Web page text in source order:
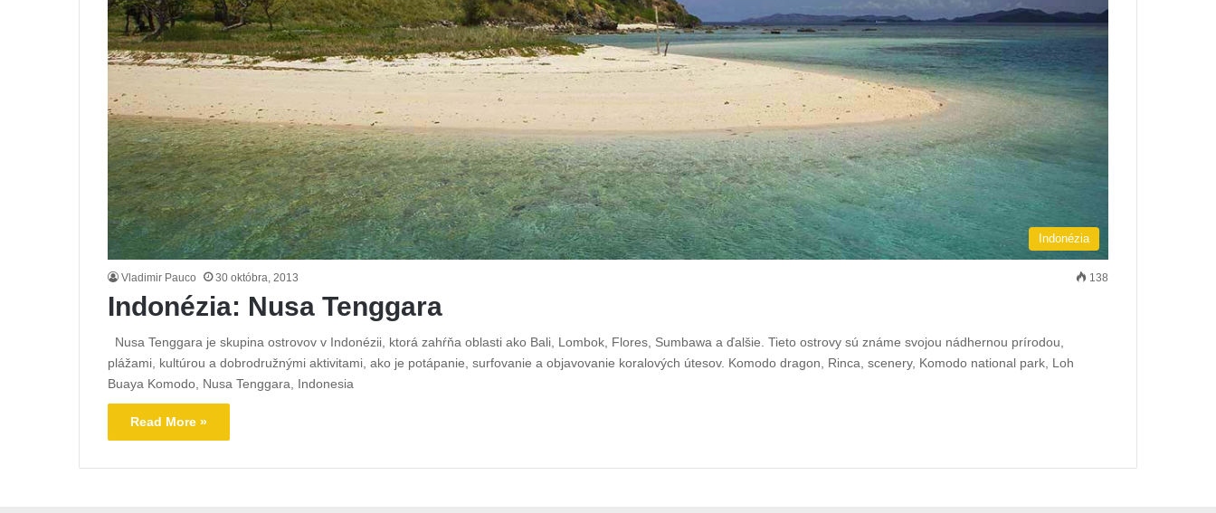
Indonézia
Vladimir Pauco 30 októbra, 2013 138
Indonézia: Nusa Tenggara
Nusa Tenggara je skupina ostrovov v Indonézii, ktorá zahŕňa oblasti ako Bali, Lombok, Flores, Sumbawa a ďalšie. Tieto ostrovy sú známe svojou nádhernou prírodou,
plážami, kultúrou a dobrodružnými aktivitami, ako je potápanie, surfovanie a objavovanie koralových útesov. Komodo dragon, Rinca, scenery, Komodo national park, Loh
Buaya Komodo, Nusa Tenggara, Indonesia
Read More »